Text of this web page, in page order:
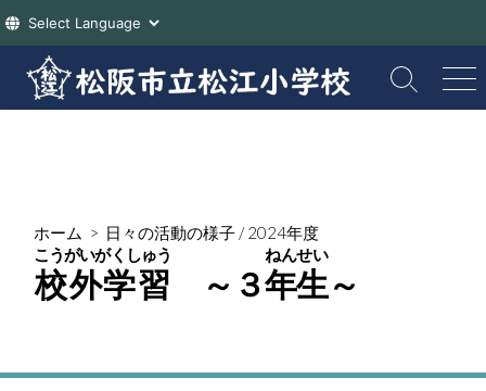
テ
検
索
メ
ニ
ホーム > 日々の活動の様子 /2024年度
校外学習
こうがいがくしゅう
～３年生
ねんせい
～